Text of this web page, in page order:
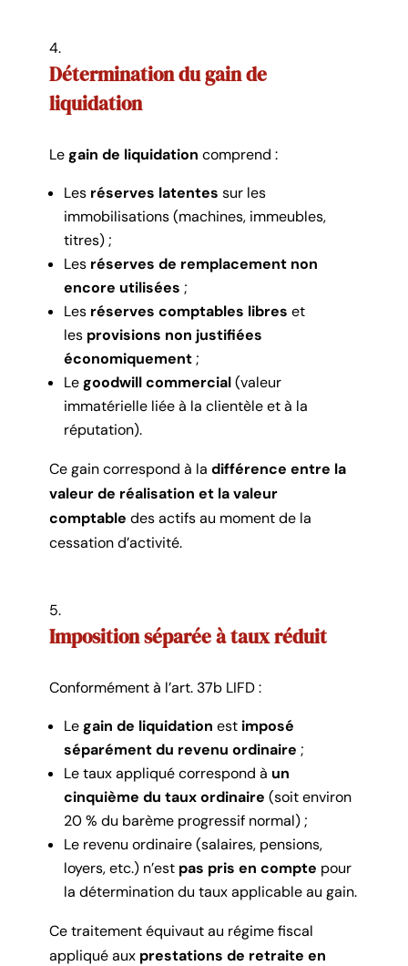
Détermination du gain de
liquidation
Legain de liquidation comprend :
Les réserves latentes sur les
immobilisations (machines, immeubles,
titres) ;
Les réserves de remplacement non
encore utilisées ;
Les réserves comptables libres et
les provisions non justifiées
économiquement;
Legoodwill commercial(valeur
immatérielle liée à la clientèle et à la
réputation).
Ce gain correspond à la différence entre la
valeur de réalisation et la valeur
comptable des actifs au moment de la
cessation d’activité.
Imposition séparée à taux réduit
Conformément à l’art. 37b LIFD :
Legain de liquidation est imposé
séparément du revenu ordinaire ;
Le taux appliqué correspond à un
cinquième du taux ordinaire (soit environ
20 % du barème progressif normal) ;
Le revenu ordinaire (salaires, pensions,
loyers, etc.) n’est pas pris en compte pour
la détermination du taux applicable au gain.
Ce traitement équivaut au régime fiscal
appliqué aux prestations de retraite en